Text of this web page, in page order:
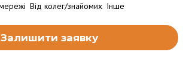
Від колег/знайомих Інше